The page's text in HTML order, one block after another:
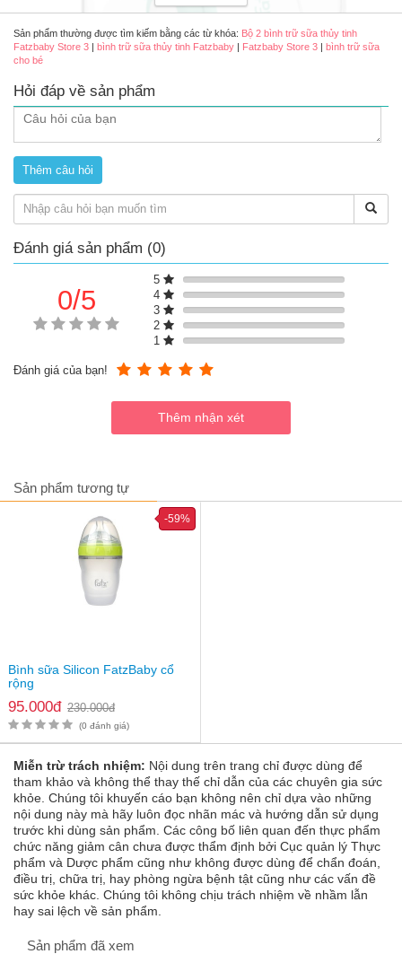
Bộ 2 bình trữ sữa thủy tinh Fatzbaby Store 3 (màu xanh)
Bộ 2 bình trữ sữa thủy tinh Fatzbaby Store 3 (màu hồng)
Đặc điểm của bình trữ sữa cho bé Fatzbaby
Store 3 FB0150CM
dính chặt.
Dung tích 180ml tiện lợi, dùng trữ sữa mẹ hoặc đựng cháo,
Tháo rời hoàn toàn, dễ vệ sinh khi sử dụng.
Tương thích máy tiệt trùng hơi nước, UV và máy rửa chén.
Sản phẩm thường được tìm kiếm bằng các từ khóa: Bộ 2 bình trữ sữa thủy tinh
Fatzbaby Store 3 | bình trữ sữa thủy tinh Fatzbaby | Fatzbaby Store 3 | bình trữ sữa
cho bé
Hỏi đáp về sản phẩm
Đánh giá sản phẩm (0)
0/5
5
4
3
2
1
Đánh giá của bạn!
Sản phẩm tương tự
Bình sữa Silicon FatzBaby cổ
rộng
95.000đ 230.000đ
-59%
(0 đánh giá)
Miễn trừ trách nhiệm: Nội dung trên trang chỉ được dùng để
tham khảo và không thể thay thế chỉ dẫn của các chuyên gia sức
khỏe. Chúng tôi khuyến cáo bạn không nên chỉ dựa vào những
nội dung này mà hãy luôn đọc nhãn mác và hướng dẫn sử dụng
trước khi dùng sản phẩm. Các công bố liên quan đến thực phẩm
chức năng giảm cân chưa được thẩm định bởi Cục quản lý Thực
phẩm và Dược phẩm cũng như không được dùng để chẩn đoán,
điều trị, chữa trị, hay phòng ngừa bệnh tật cũng như các vấn đề
sức khỏe khác. Chúng tôi không chịu trách nhiệm về nhầm lẫn
hay sai lệch về sản phẩm.
Sản phẩm đã xem